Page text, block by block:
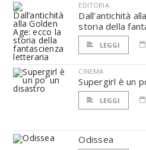
EDITORIA
Dall’antichità
storia della
LEGGI
CINEMA
Supergirl è un
LEGGI
Odissea